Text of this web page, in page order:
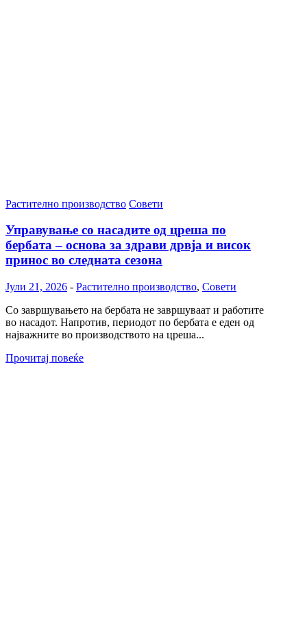
Растително производство Совети
Управување со насадите од цреша по
бербата – основа за здрави дрвја и висок
принос во следната сезона
Јули 21, 2026 - Растително производство, Совети
Со завршувањето на бербата не завршуваат и работите
во насадот. Напротив, периодот по бербата е еден од
најважните во производството на цреша...
Прочитај повеќе